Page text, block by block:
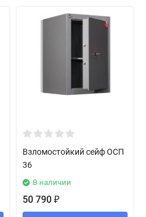
Взломостойкий сейф ОСП
36
В наличии
50 790 ₽